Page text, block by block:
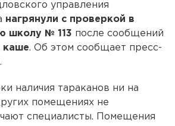
управления
нагрянули с проверкой в
школу № 113 после сообщений
каше. Об этом сообщает пресс-
наличия тараканов ни на
помещениях не
специалисты. Помещения